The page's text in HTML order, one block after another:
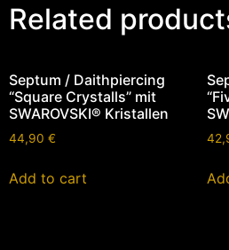
Related
Septum / Daithpiercing
“Square Crystalls” mit
SWAROVSKI® Kristallen
44,90 €
Add to cart